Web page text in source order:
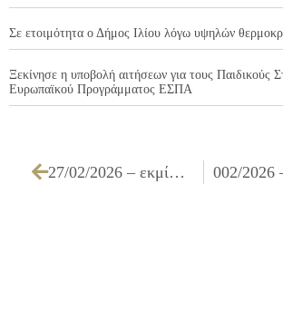
Σε ετοιμότητα ο Δήμος Ιλίου λόγω υψηλών
Ξεκίνησε η υποβολή αιτήσεων για τους Παιδικούς
Ευρωπαϊκού Προγράμματος ΕΣΠΑ
27/02/2026 – εκμίσθωση κυλικείου του 7ου ΓΕΝΙΚΟΥ ΛΥΚΕΙΟΥ ΙΛΙΟΥ